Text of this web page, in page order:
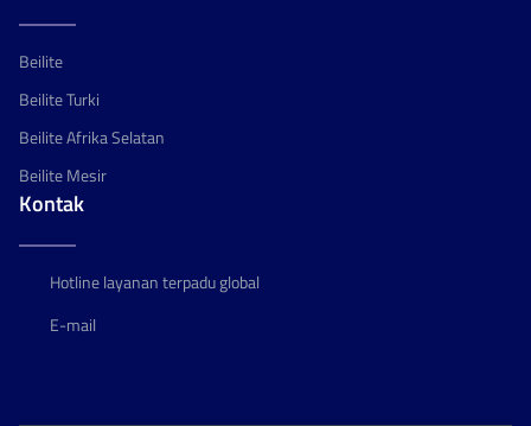
Beilite
Beilite Turki
Beilite Afrika Selatan
Beilite Mesir
Kontak
Hotline layanan terpadu global
E-mail